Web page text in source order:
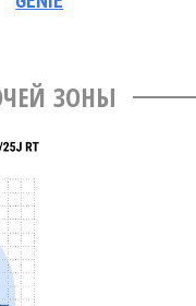
ЗОНЫ